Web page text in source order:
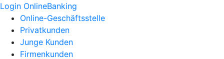
Login OnlineBanking
Online-Geschäftsstelle
Privatkunden
Junge Kunden
Firmenkunden